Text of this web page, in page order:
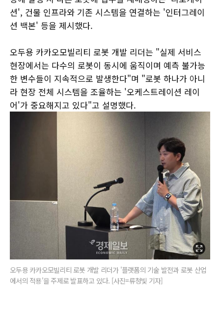
션', 건물 인프라와 기존 시스템을 연결하는 '인터그레이
션 백본' 등을 제시했다.
오두용 카카오모빌리티 로봇 개발 리더는 "실제 서비스
현장에서는 다수의 로봇이 동시에 움직이며 예측 불가능
한 변수들이 지속적으로 발생한다"며 "로봇 하나가 아니
라 현장 전체 시스템을 조율하는 '오케스트레이션 레이
어'가 중요해지고 있다"고 설명했다.
오두용 카카오모빌리티 로봇 개발 리더가 '플랫폼의 기술 발전과 로봇 산업
에서의 적용'을 주제로 발표하고 있다. [사진=류청빛 기자]